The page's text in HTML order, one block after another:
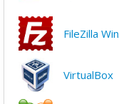
FileZilla
VirtualBox